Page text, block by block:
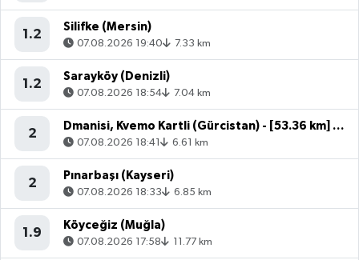
1.2
Silifke (Mersin)
07.08.2026 19:40 7.33 km
1.2
Sarayköy (Denizli)
07.08.2026 18:54 7.04 km
2
Dmanisi, Kvemo Kartli (Gürcistan) - [53.36 km] Akyaka (Kars)
07.08.2026 18:41 6.61 km
2
Pınarbaşı (Kayseri)
07.08.2026 18:33 6.85 km
1.9
Köyceğiz (Muğla)
07.08.2026 17:58 11.77 km